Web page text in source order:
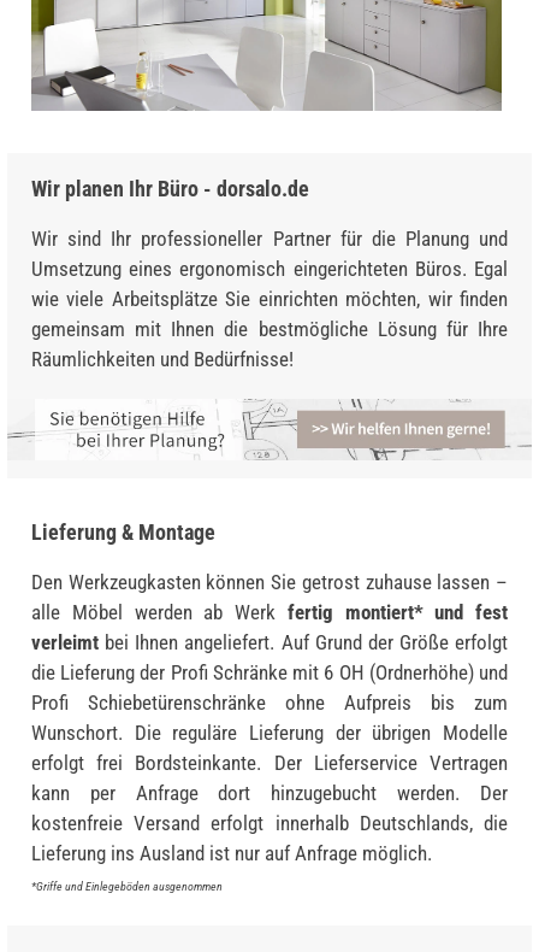
Wir planen Ihr Büro - dorsalo.de
Wir sind Ihr professioneller Partner für die Planung und
Umsetzung eines ergonomisch eingerichteten Büros. Egal
wie viele Arbeitsplätze Sie einrichten möchten, wir finden
gemeinsam mit Ihnen die bestmögliche Lösung für Ihre
Räumlichkeiten und Bedürfnisse!
Lieferung & Montage
Den Werkzeugkasten können Sie getrost zuhause lassen –
alle Möbel werden ab Werk fertig montiert* und fest
verleimt bei Ihnen angeliefert. Auf Grund der Größe erfolgt
die Lieferung der Profi Schränke mit 6 OH (Ordnerhöhe) und
Profi Schiebetürenschränke ohne Aufpreis bis zum
Wunschort. Die reguläre Lieferung der übrigen Modelle
erfolgt frei Bordsteinkante. Der Lieferservice Vertragen
kann per Anfrage dort hinzugebucht werden. Der
kostenfreie Versand erfolgt innerhalb Deutschlands, die
Lieferung ins Ausland ist nur auf Anfrage möglich.
*Griffe und Einlegeböden ausgenommen